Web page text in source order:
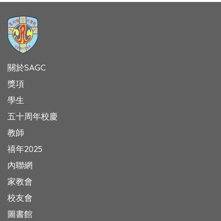
關於SAGC
獎項
學生
五十周年校慶
教師
禧年2025
內聯網
家教會
校友會
圖書館